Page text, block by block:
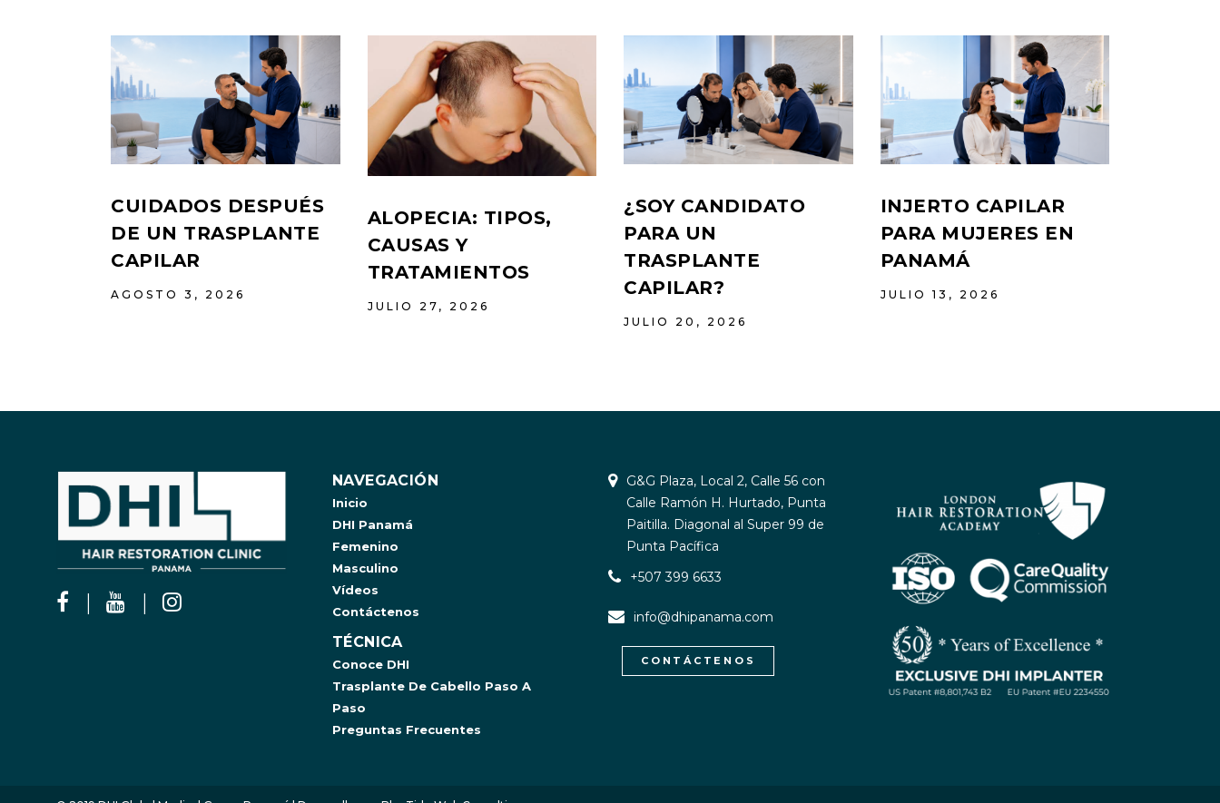
CUIDADOS DESPUÉS
DE UN TRASPLANTE
CAPILAR
AGOSTO 3, 2026
ALOPECIA: TIPOS,
CAUSAS Y
TRATAMIENTOS
JULIO 27, 2026
¿SOY CANDIDATO
PARA UN
TRASPLANTE
CAPILAR?
JULIO 20, 2026
INJERTO CAPILAR
PARA MUJERES EN
PANAMÁ
JULIO 13, 2026
NAVEGACIÓN
Inicio
DHI Panamá
Femenino
Masculino
Vídeos
Contáctenos
TÉCNICA
Conoce DHI
Trasplante De Cabello Paso A
Paso
Preguntas Frecuentes
G&G Plaza, Local 2, Calle 56 con
Calle Ramón H. Hurtado, Punta
Paitilla. Diagonal al Super 99 de
Punta Pacífica
+507 399 6633
info@dhipanama.com
CONTÁCTENOS
WhatsApp / Let's Talk